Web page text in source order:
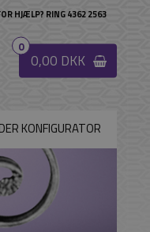
0
0,00 DKK
HJÆLP? RING 4362 2563
KONFIGURATOR